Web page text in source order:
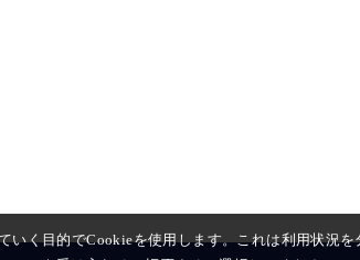
いく目的でCookieを使用します。これは利用状況